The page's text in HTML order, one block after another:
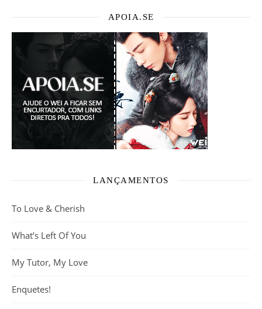
APOIA.SE
LANÇAMENTOS
To Love & Cherish
What’s Left Of You
My Tutor, My Love
Enquetes!